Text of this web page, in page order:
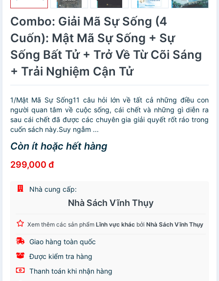
Combo: Giải Mã Sự Sống (4
Cuốn): Mật Mã Sự Sống + Sự
Sống Bất Tử + Trở Về Từ Cõi Sáng
+ Trải Nghiệm Cận Tử
1/Mật Mã Sự Sống11 câu hỏi lớn về tất cả những điều con
người quan tâm về cuộc sống, cái chết và những gì diễn ra
sau cái chết đã được các chuyên gia giải quyết rốt ráo trong
cuốn sách này.Suy ngẫm ...
Còn ít hoặc hết hàng
299,000 đ
Nhà cung cấp:
Nhà Sách Vĩnh Thụy
Xem thêm các sản phẩm Lĩnh vực khác bởi Nhà Sách Vĩnh Thụy
Giao hàng toàn quốc
Được kiểm tra hàng
Thanh toán khi nhận hàng